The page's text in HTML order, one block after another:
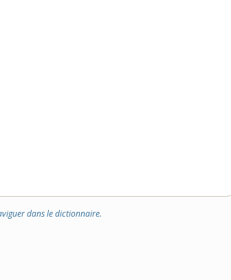
dans le dictionnaire.